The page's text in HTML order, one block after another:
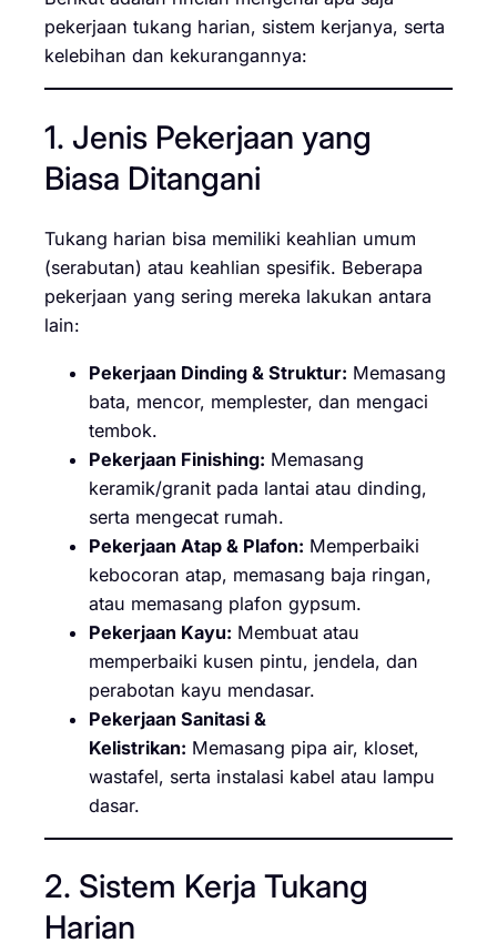
pekerjaan tukang harian, sistem kerjanya, serta
kelebihan dan kekurangannya:
1. Jenis Pekerjaan yang
Biasa Ditangani
Tukang harian bisa memiliki keahlian umum
(serabutan) atau keahlian spesifik. Beberapa
pekerjaan yang sering mereka lakukan antara
lain:
Pekerjaan Dinding & Struktur: Memasang
bata, mencor, memplester, dan mengaci
tembok.
Pekerjaan Finishing: Memasang
keramik/granit pada lantai atau dinding,
serta mengecat rumah.
Pekerjaan Atap & Plafon: Memperbaiki
kebocoran atap, memasang baja ringan,
atau memasang plafon gypsum.
Pekerjaan Kayu: Membuat atau
memperbaiki kusen pintu, jendela, dan
perabotan kayu mendasar.
Pekerjaan Sanitasi &
Kelistrikan: Memasang pipa air, kloset,
wastafel, serta instalasi kabel atau lampu
dasar.
2. Sistem Kerja Tukang
Harian